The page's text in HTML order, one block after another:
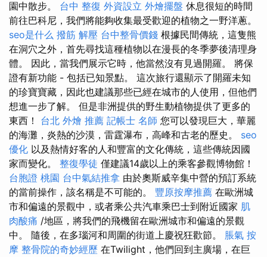
園中散步。 台中 整復 外資設立 外燴擺盤 休息很短的時間
前往巴科尼，我們將能夠收集最受歡迎的植物之一野洋蔥。
seo是什么 撥筋 解壓 台中整骨價錢 根據民間傳統，這隻熊
在洞穴之外，首先尋找這種植物以在漫長的冬季夢後清理身
體。 因此，當我們展示它時，他當然沒有見過開羅。 將保
證有新功能 - 包括已知景點。 這次旅行還顯示了開羅未知
的珍寶寶藏，因此也建議那些已經在城市的人使用，但他們
想進一步了解。 但是非洲提供的野生動植物提供了更多的
東西！ 台北 外燴 推薦 記帳士 名師 您可以發現巨大，華麗
的海灘，炎熱的沙漠，雷霆瀑布，高峰和古老的歷史。 seo
優化 以及熱情好客的人和豐富的文化傳統，這些傳統因國
家而變化。 整復學徒 僅建議14歲以上的乘客參觀博物館！
台胞證 桃園 台中氣結推拿 由於奧斯威辛集中營的預訂系統
的當前操作，該名稱是不可能的。 豐原按摩推薦 在歐洲城
市和偏遠的景觀中，或者乘公共汽車乘巴士到附近國家 肌
肉酸痛 /地區，將我們的飛機留在歐洲城市和偏遠的景觀
中。 隨後，在多瑙河和周圍的街道上慶祝狂歡節。 脹氣 按
摩 整骨院的奇妙經歷 在Twilight，他們回到主廣場，在巨